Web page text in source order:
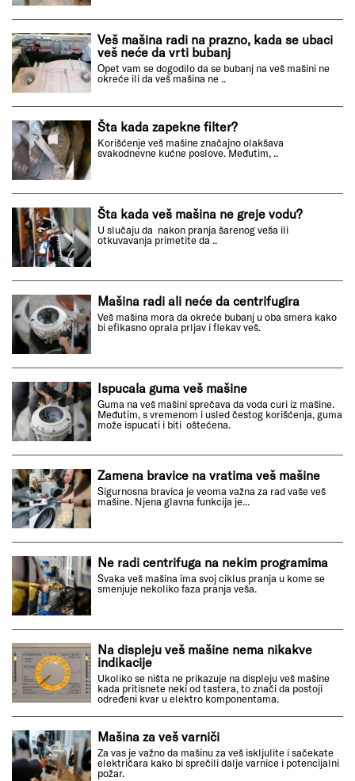
Veš mašina radi na prazno, kada se ubaci
veš neće da vrti bubanj
Opet vam se dogodilo da se bubanj na veš mašini ne
okreće ili da veš mašina ne ..
Šta kada zapekne filter?
Korišćenje veš mašine značajno olakšava
svakodnevne kućne poslove. Međutim, ..
Šta kada veš mašina ne greje vodu?
U slučaju da nakon pranja šarenog veša ili
otkuvavanja primetite da ..
Mašina radi ali neće da centrifugira
Veš mašina mora da okreće bubanj u oba smera kako
bi efikasno oprala prljav i flekav veš.
Ispucala guma veš mašine
Guma na veš mašini sprečava da voda curi iz mašine.
Međutim, s vremenom i usled čestog korišćenja, guma
može ispucati i biti oštećena.
Zamena bravice na vratima veš mašine
Sigurnosna bravica je veoma važna za rad vaše veš
mašine. Njena glavna funkcija je...
Ne radi centrifuga na nekim programima
Svaka veš mašina ima svoj ciklus pranja u kome se
smenjuje nekoliko faza pranja veša.
Na displeju veš mašine nema nikakve
indikacije
Ukoliko se ništa ne prikazuje na displeju veš mašine
kada pritisnete neki od tastera, to znači da postoji
određeni kvar u elektro komponentama.
Mašina za veš varniči
Za vas je važno da mašinu za veš iskljulite i sačekate
električara kako bi sprečili dalje varnice i potencijalni
požar.